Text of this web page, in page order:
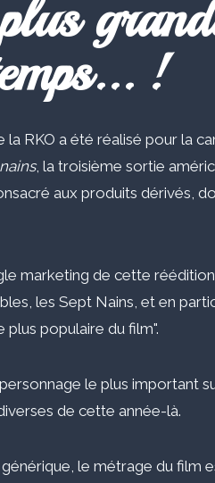
!
RKO a été réalisé pour la
, la troisième sortie
aux produits dérivés,
marketing de cette réédition
les Sept Nains, et en
populaire du film".
le plus important
de cette année-là.
le métrage du film